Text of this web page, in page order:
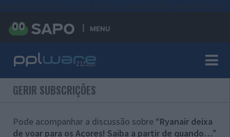
MENU
GERIR SUBSCRIÇÕES
Pode acompanhar a discussão sobre “Ryanair deixa
de voar para os Açores! Saiba a partir de quando…”